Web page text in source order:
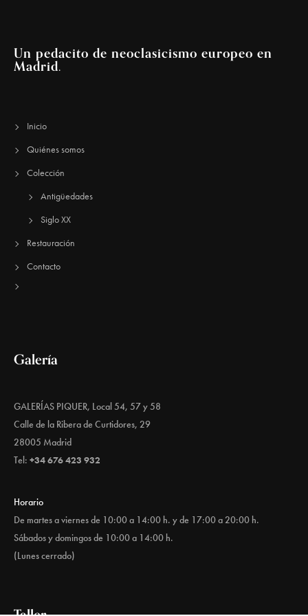
Un pedacito de neoclasicismo europeo en
Madrid.
Inicio
Quiénes somos
Colección
Antigüedades
Siglo XX
Restauración
Contacto
Galería
GALERÍAS PIQUER, Local 54, 57 y 58
Calle de la Ribera de Curtidores, 29
28005 Madrid
Tel: +34 676 423 932
Horario
De martes a viernes de 10:00 a 14:00 h. y de 17:00 a 20:00 h.
Sábados y domingos de 10:00 a 14:00 h.
(Lunes cerrado)